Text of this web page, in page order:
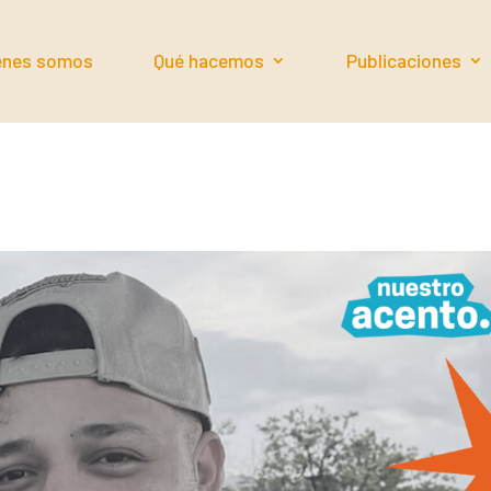
somos Qué hacemos Publicaciones